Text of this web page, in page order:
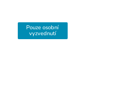
Pouze osobní
vyzvednutí